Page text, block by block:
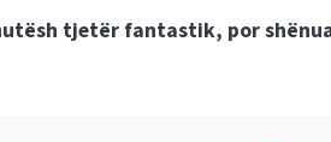
tjetër fantastik, por